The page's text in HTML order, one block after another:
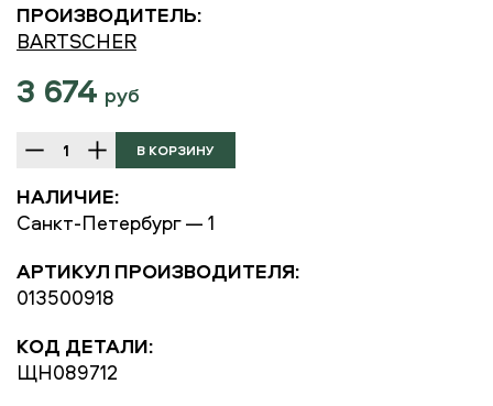
ПРОИЗВОДИТЕЛЬ:
BARTSCHER
3 674 руб
НАЛИЧИЕ:
Санкт-Петербург — 1
АРТИКУЛ ПРОИЗВОДИТЕЛЯ:
013500918
КОД ДЕТАЛИ:
ЩН089712